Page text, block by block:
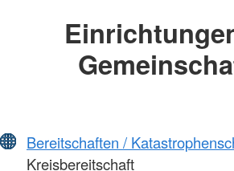
Bereitschaften /
Kreisbereitschaft